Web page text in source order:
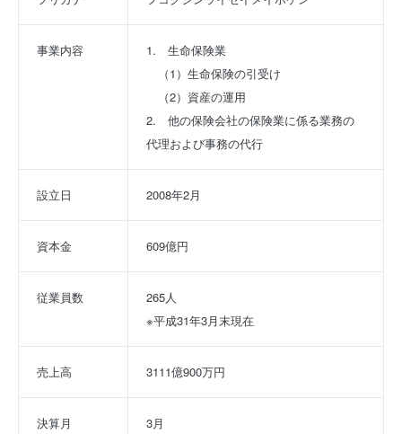
事業内容
1.　生命保険業
（1）生命保険の引受け
（2）資産の運用
2.　他の保険会社の保険業に係る業務の
代理および事務の代行
設立日 2008年2月
資本金 609億円
従業員数
265人
※平成31年3月末現在
売上高 3111億900万円
決算月 3月